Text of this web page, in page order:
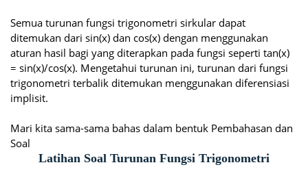
Semua turunan fungsi trigonometri sirkular dapat
ditemukan dari sin(x) dan cos(x) dengan menggunakan
aturan hasil bagi yang diterapkan pada fungsi seperti tan(x)
= sin(x)/cos(x). Mengetahui turunan ini, turunan dari fungsi
trigonometri terbalik ditemukan menggunakan diferensiasi
implisit.
Mari kita sama-sama bahas dalam bentuk Pembahasan dan
Soal
Latihan Soal Turunan Fungsi Trigonometri